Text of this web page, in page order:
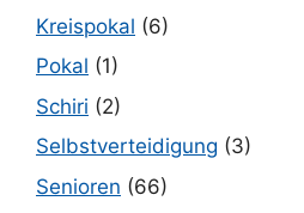
Kreispokal (6)
Pokal (1)
Schiri (2)
Selbstverteidigung (3)
Senioren (66)